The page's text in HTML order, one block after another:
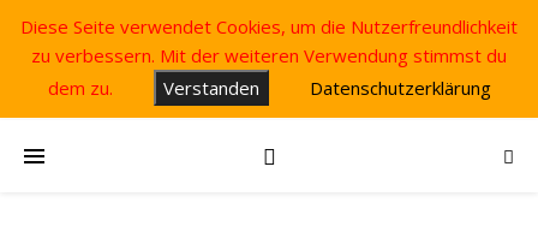
Diese Seite verwendet Cookies, um die Nutzerfreundlichkeit
zu verbessern. Mit der weiteren Verwendung stimmst du
dem zu.
Verstanden Datenschutzerklärung